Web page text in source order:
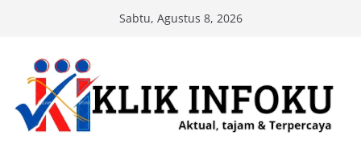
content
Sabtu, Agustus 8, 2026